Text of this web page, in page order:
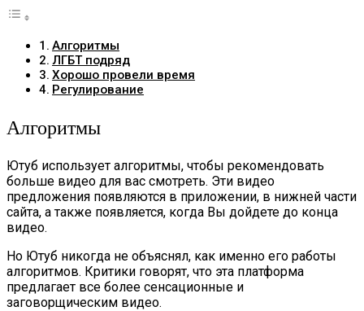
Алгоритмы
ЛГБТ подряд
Хорошо провели время
Регулирование
Алгоритмы
Ютуб использует алгоритмы, чтобы рекомендовать
больше видео для вас смотреть. Эти видео
предложения появляются в приложении, в нижней части
сайта, а также появляется, когда Вы дойдете до конца
видео.
Но Ютуб никогда не объяснял, как именно его работы
алгоритмов. Критики говорят, что эта платформа
предлагает все более сенсационные и
заговорщическим видео.